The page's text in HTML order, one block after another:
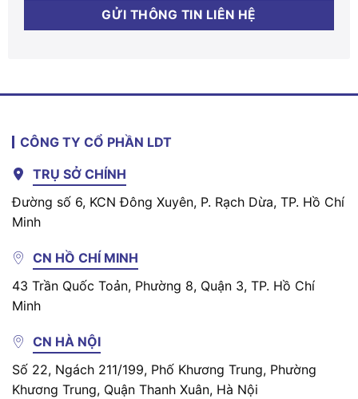
CÔNG TY CỔ PHẦN LDT
TRỤ SỞ CHÍNH
Đường số 6, KCN Đông Xuyên, P. Rạch Dừa, TP. Hồ Chí
Minh
CN HỒ CHÍ MINH
43 Trần Quốc Toản, Phường 8, Quận 3, TP. Hồ Chí
Minh
CN HÀ NỘI
Số 22, Ngách 211/199, Phố Khương Trung, Phường
Khương Trung, Quận Thanh Xuân, Hà Nội